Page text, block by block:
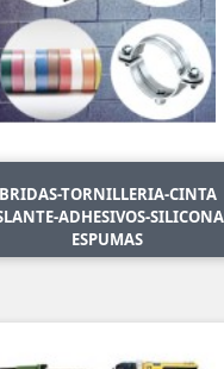
BRIDAS-TORNILLERIA-CINTA
ADHESIVOS-
ESPUMAS